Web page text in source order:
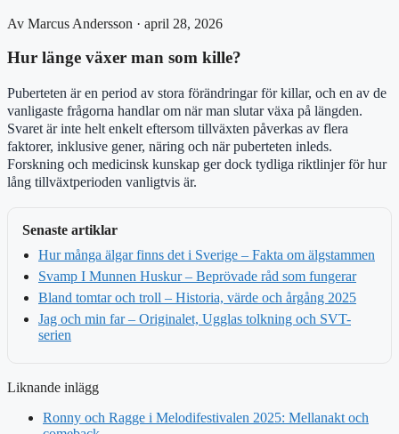
Av Marcus Andersson · april 28, 2026
Hur länge växer man som kille?
Puberteten är en period av stora förändringar för killar, och en av de
vanligaste frågorna handlar om när man slutar växa på längden.
Svaret är inte helt enkelt eftersom tillväxten påverkas av flera
faktorer, inklusive gener, näring och när puberteten inleds.
Forskning och medicinsk kunskap ger dock tydliga riktlinjer för hur
lång tillväxtperioden vanligtvis är.
Senaste artiklar
Hur många älgar finns det i Sverige – Fakta om älgstammen
Svamp I Munnen Huskur – Beprövade råd som fungerar
Bland tomtar och troll – Historia, värde och årgång 2025
Jag och min far – Originalet, Ugglas tolkning och SVT-
serien
Liknande inlägg
Ronny och Ragge i Melodifestivalen 2025: Mellanakt och